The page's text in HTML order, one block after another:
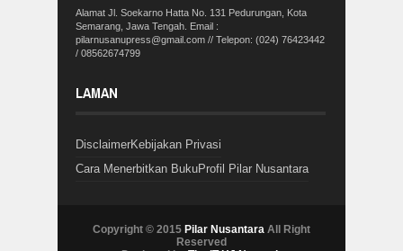
Alamat Jl. Soekarno Hatta No. 131 Pedurungan, Kota
Semarang, Jawa Tengah. Email :
pilarnusanupress@gmail.com // Telepon: (024) 76423442
/ 08562674799
LAMAN
DisclaimerKebijakan Privasi
Cara Menerbitkan BukuProfil Pilar Nusantara
Copyright © 2015 Pilar Nusantara All Right
Reserved